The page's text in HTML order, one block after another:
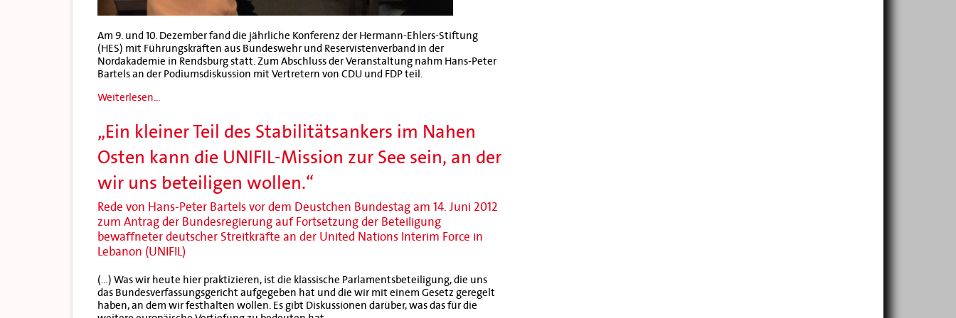
Am 9. und 10. Dezember fand die jährliche Konferenz der Hermann-Ehlers-Stiftung
(HES) mit Führungskräften aus Bundeswehr und Reservistenverband in der
Nordakademie in Rendsburg statt. Zum Abschluss der Veranstaltung nahm Hans-Peter
Bartels an der Podiumsdiskussion mit Vertretern von CDU und FDP teil.
Weiterlesen...
„Ein kleiner Teil des Stabilitätsankers im Nahen
Osten kann die UNIFIL-Mission zur See sein, an der
wir uns beteiligen wollen.“
Rede von Hans-Peter Bartels vor dem Deustchen Bundestag am 14. Juni 2012
zum Antrag der Bundesregierung auf Fortsetzung der Beteiligung
bewaffneter deutscher Streitkräfte an der United Nations Interim Force in
Lebanon (UNIFIL)
(…) Was wir heute hier praktizieren, ist die klassische Parlamentsbeteiligung, die uns
das Bundesverfassungsgericht aufgegeben hat und die wir mit einem Gesetz geregelt
haben, an dem wir festhalten wollen. Es gibt Diskussionen darüber, was das für die